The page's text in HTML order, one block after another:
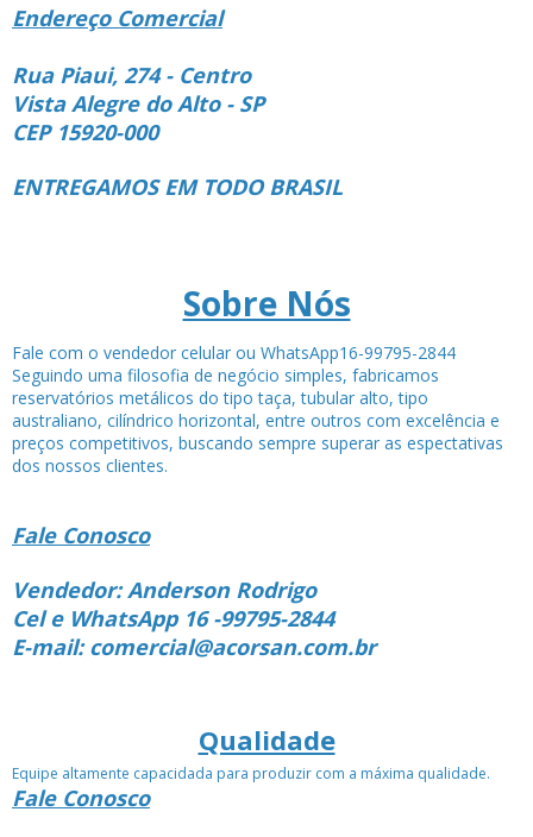
Endereço Comercial
Rua Piaui, 274 - Centro
Vista Alegre do Alto - SP
CEP 15920-000
ENTREGAMOS EM TODO BRASIL
Sobre Nós
Fale com o vendedor celular ou WhatsApp16-99795-2844
Seguindo uma filosofia de negócio simples, fabricamos
reservatórios metálicos do tipo taça, tubular alto, tipo
australiano, cilíndrico horizontal, entre outros com excelência e
preços competitivos, buscando sempre superar as espectativas
dos nossos clientes.
Fale Conosco
Vendedor: Anderson Rodrigo
Cel e WhatsApp 16 -99795-2844
E-mail: comercial@acorsan.com.br
Qualidade
Equipe altamente capacidada para produzir com a máxima qualidade.
Fale Conosco